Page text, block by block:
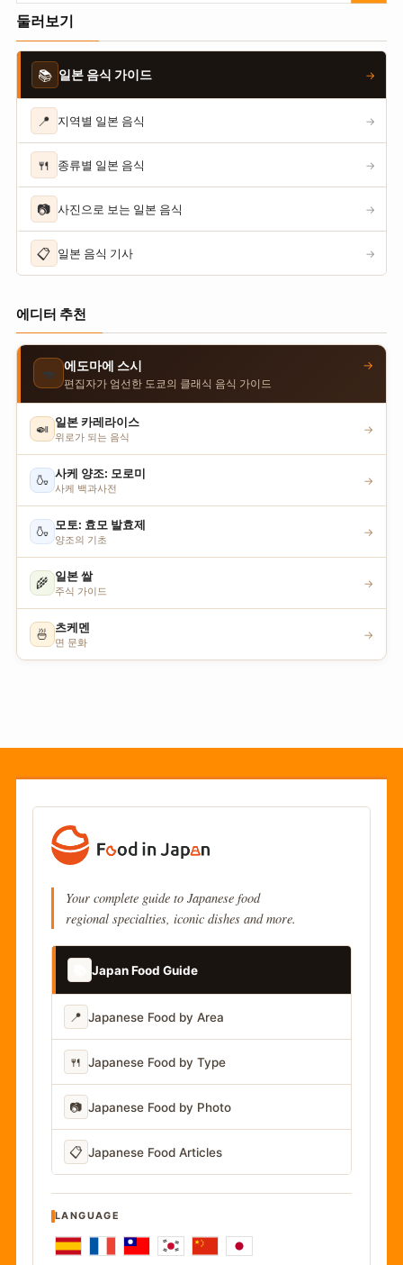
둘러보기
📚 일본 음식 가이드 →
📍 지역별 일본 음식 →
🍴 종류별 일본 음식 →
📷 사진으로 보는 일본 음식 →
📋 일본 음식 기사 →
에디터 추천
🍣 에도마에 스시
편집자가 엄선한 도쿄의 클래식 음식 가이드
→
🍛 일본 카레라이스
위로가 되는 음식
→
🍶 사케 양조: 모로미
사케 백과사전
→
🍶 모토: 효모 발효제
양조의 기초
→
🌾 일본 쌀
주식 가이드
→
🍜 츠케멘
면 문화
→
Your complete guide to Japanese food
regional specialties, iconic dishes and more.
Japan Food Guide
📍 Japanese Food by Area
🍴 Japanese Food by Type
📷 Japanese Food by Photo
📋 Japanese Food Articles
LANGUAGE